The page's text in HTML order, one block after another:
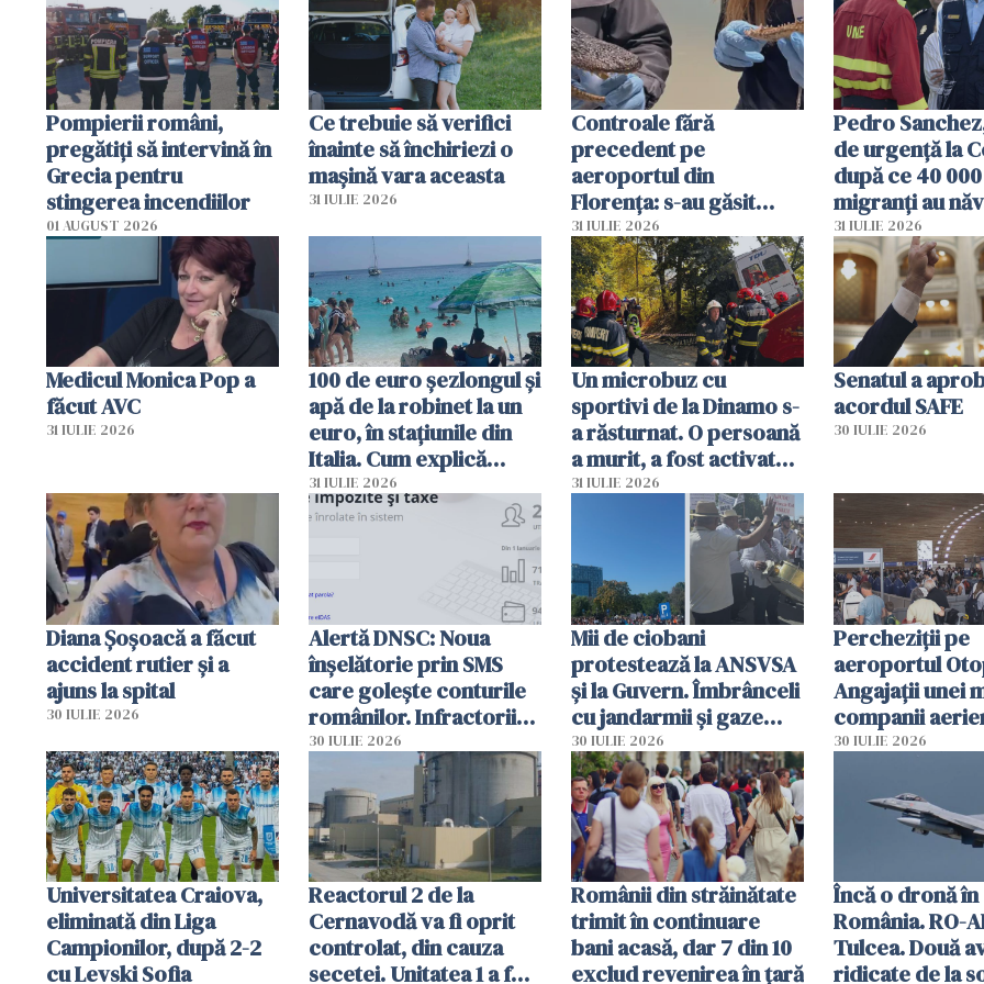
în iulie
Pompierii români,
pregătiţi să intervină în
Grecia pentru
stingerea incendiilor
01 AUGUST 2026
Ce trebuie să verifici
înainte să închiriezi o
mașină vara aceasta
31 IULIE 2026
Controale fără
precedent pe
aeroportul din
Florența: s-au găsit
capete de aligator și o
sumă imensă de bani
31 IULIE 2026
Pedro
de urgență la
după ce 40
migranți au
teritoriul
mobiliza toate
resursele"
31 IULIE 2026
Medicul Monica Pop a
făcut AVC
31 IULIE 2026
100 de euro șezlongul și
apă de la robinet la un
euro, în stațiunile din
Italia. Cum explică
autoritățile
31 IULIE 2026
Un microbuz cu
sportivi de la Dinamo s-
a răsturnat. O persoană
a murit, a fost activat
planul roșu de
31 IULIE 2026
Senatul a
acordul SAFE
30 IULIE 2026
Diana Șoșoacă a făcut
accident rutier și a
ajuns la spital
30 IULIE 2026
Alertă DNSC: Noua
înșelătorie prin SMS
care golește conturile
românilor. Infractorii
folosesc numele
Ghișeul.ro și al Poliției
Române
30 IULIE 2026
Mii de ciobani
protestează la ANSVSA
și la Guvern. Îmbrânceli
cu jandarmii și gaze
lacrimogene
30 IULIE 2026
Percheziții pe
aeroportul
Angajații unei
companii
parfumuri,
vânzării
30 IULIE 2026
Universitatea Craiova,
eliminată din Liga
Campionilor, după 2-2
cu Levski Sofia
Reactorul 2 de la
Cernavodă va fi oprit
controlat, din cauza
secetei. Unitatea 1 a fost
Românii din străinătate
trimit în continuare
bani acasă, dar 7 din 10
exclud revenirea în țară
Încă o dronă în
România. RO-
Tulcea. Două
ridicate de la